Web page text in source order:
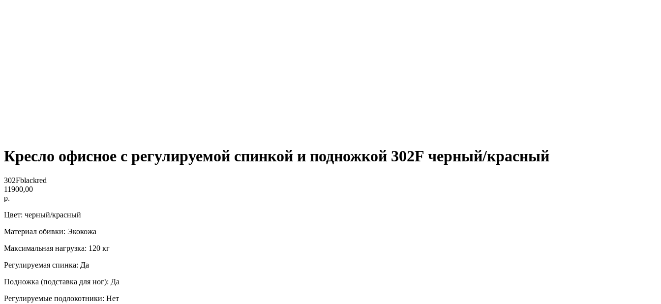
Кресло офисное с регулируемой спинкой и подножкой 302F черный/красный
302Fblackred
11900,00
р.
Цвет: черный/красный
Материал обивки: Экокожа
Максимальная нагрузка: 120 кг
Регулируемая спинка: Да
Подножка (подставка для ног): Да
Регулируемые подлокотники: Нет